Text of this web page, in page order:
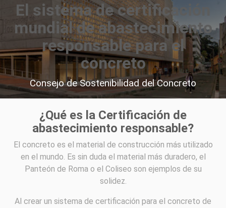
El sistema de certificación
mundial de abastecimiento
responsable para el
concreto
Consejo de Sostenibilidad del Concreto
¿Qué es la Certificación de
abastecimiento responsable?
El concreto es el material de construcción más utilizado
en el mundo. Es sin duda el material más duradero, el
Panteón de Roma o el Coliseo son ejemplos de su
solidez.
Al crear un sistema de certificación para el concreto de